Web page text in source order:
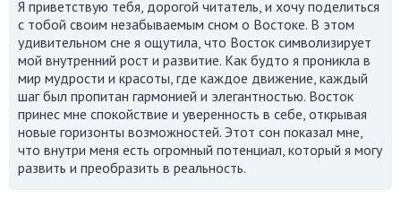
Я приветствую тебя, дорогой читатель, и хочу поделиться
с тобой своим незабываемым сном о Востоке. В этом
удивительном сне я ощутила, что Восток символизирует
мой внутренний рост и развитие. Как будто я проникла в
мир мудрости и красоты, где каждое движение, каждый
шаг был пропитан гармонией и элегантностью. Восток
принес мне спокойствие и уверенность в себе, открывая
новые горизонты возможностей. Этот сон показал мне,
что внутри меня есть огромный потенциал, который я могу
развить и преобразить в реальность.